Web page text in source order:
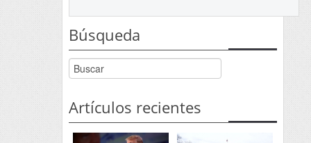
Búsqueda
Artículos recientes